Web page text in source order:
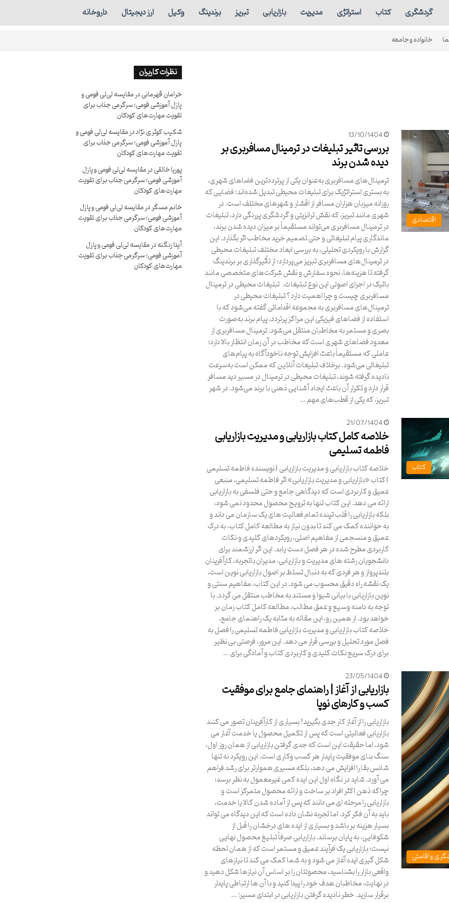
گردشگری کتاب استراتژی مدیریت بازاریابی تبریز برندینگ وکیل ارز دیجیتال داروخانه
خانواده و جامعه
اقتصادی
13/10/1404
بررسی تاثیر تبلیغات در ترمینال مسافربری بر
دیده شدن برند
ترمینال‌های مسافربری به‌عنوان یکی از پرترددترین فضاهای شهری،
به بستری استراتژیک برای تبلیغات محیطی تبدیل شده‌اند؛ فضایی که
روزانه میزبان هزاران مسافر از اقشار و شهرهای مختلف است. در
شهری مانند تبریز، که نقش ترانزیتی و گردشگری پررنگی دارد، تبلیغات
در ترمینال مسافربری می‌تواند مستقیماً بر میزان دیده شدن برند،
ماندگاری پیام تبلیغاتی و حتی تصمیم خرید مخاطب اثر بگذارد. این
گزارش با رویکردی تحلیلی، به بررسی ابعاد مختلف تبلیغات محیطی
در ترمینال‌های مسافربری تبریز می‌پردازد؛ از تأثیرگذاری بر برندینگ
گرفته تا هزینه‌ها، نحوه سفارش و نقش شرکت‌های متخصصی مانند
باتیک در اجرای اصولی این نوع تبلیغات. تبلیغات محیطی در ترمینال
مسافربری چیست و چرا اهمیت دارد؟ تبلیغات محیطی در
ترمینال‌های مسافربری به مجموعه اقداماتی گفته می‌شود که با
استفاده از فضاهای فیزیکی این مراکز پرتردد، پیام برند به‌صورت
بصری و مستمر به مخاطبان منتقل می‌شود. ترمینال مسافربری از
معدود فضاهای شهری است که مخاطب در آن زمان انتظار بالا دارد؛
عاملی که مستقیماً باعث افزایش توجه ناخودآگاه به پیام‌های
تبلیغاتی می‌شود. برخلاف تبلیغات آنلاین که ممکن است به‌سرعت
نادیده گرفته شوند، تبلیغات محیطی در ترمینال در مسیر دید مسافر
قرار دارد و تکرار آن باعث ایجاد آشنایی ذهنی با برند می‌شود. در شهر
تبریز، که یکی از قطب‌های مهم …
کتاب
21/07/1404
خلاصه کامل کتاب بازاریابی و مدیریت بازاریابی
فاطمه تسلیمی
خلاصه کتاب بازاریابی و مدیریت بازاریابی ( نویسنده فاطمه تسلیمی
) کتاب «بازاریابی و مدیریت بازاریابی» اثر فاطمه تسلیمی، منبعی
عمیق و کاربردی است که دیدگاهی جامع و حتی فلسفی به بازاریابی
ارائه می دهد. این کتاب تنها به ترویج محصول محدود نمی شود،
بلکه بازاریابی را قلب تپنده تمام فعالیت های یک سازمان می داند و
به خواننده کمک می کند تا بدون نیاز به مطالعه کامل کتاب، به درک
عمیق و منسجمی از مفاهیم اصلی، رویکردهای کلیدی و نکات
کاربردی مطرح شده در هر فصل دست یابد. این اثر ارزشمند برای
دانشجویان رشته های مدیریت و بازاریابی، مدیران باتجربه، کارآفرینان
بلندپرواز و هر فردی که به دنبال تسلط بر اصول بازاریابی نوین است،
یک نقشه راه دقیق محسوب می شود. در این کتاب، مفاهیم سنتی و
نوین بازاریابی با بیانی شیوا و مستند به مخاطب منتقل می گردد. با
توجه به دامنه وسیع و عمق مطالب، مطالعه کامل کتاب زمان بر
خواهد بود. از همین رو، این مقاله به مثابه یک راهنمای جامع،
خلاصه کتاب بازاریابی و مدیریت بازاریابی فاطمه تسلیمی را فصل به
فصل مورد تحلیل و بررسی قرار می دهد. این مرور، فرصتی بی نظیر
برای درک سریع نکات کلیدی و کاربردی کتاب و آمادگی برای …
و اقامتی
23/05/1404
بازاریابی از آغاز | راهنمای جامع برای موفقیت
کسب و کارهای نوپا
بازاریابی را از آغاز کار جدی بگیرید! بسیاری از کارآفرینان تصور می کنند
بازاریابی فعالیتی است که پس از تکمیل محصول یا خدمت آغاز می
شود، اما حقیقت این است که جدی گرفتن بازاریابی از همان روز اول،
سنگ بنای موفقیت پایدار هر کسب وکاری است. این رویکرد نه تنها
شانس بقا را افزایش می دهد، بلکه مسیری هموارتر برای رشد فراهم
می آورد. شاید در نگاه اول این ایده کمی غیرمعمول به نظر برسد؛
چراکه ذهن اکثر افراد بر ساخت و ارائه محصول متمرکز است و
بازاریابی را مرحله ای می دانند که پس از آماده شدن کالا یا خدمت،
باید به آن فکر کرد. اما تجربه نشان داده است که این دیدگاه می تواند
بسیار هزینه بر باشد و بسیاری از ایده های درخشان را قبل از
شکوفایی، به پایان برساند. بازاریابی صرفاً تبلیغ محصول نهایی
نیست؛ بازاریابی یک فرآیند عمیق و مستمر است که از همان لحظه
شکل گیری ایده آغاز می شود و به شما کمک می کند تا نیازهای
واقعی بازار را بشناسید، محصولتان را بر اساس آن نیازها شکل دهید و
در نهایت، مخاطبان هدف خود را پیدا کنید و با آن ها ارتباطی پایدار
برقرار سازید. خطر نادیده گرفتن بازاریابی در ابتدای مسیر: …
نظرات کاربران
خرامان قهرمانیدرمقایسه لی‌لی فومی و
پازل آموزشی فومی؛ سرگرمی جذاب برای
تقویت مهارت‌های کودکان
شکیب کوثری نژاددرمقایسه لی‌لی فومی و
پازل آموزشی فومی؛ سرگرمی جذاب برای
تقویت مهارت‌های کودکان
پوریا خالقیدرمقایسه لی‌لی فومی و پازل
آموزشی فومی؛ سرگرمی جذاب برای تقویت
مهارت‌های کودکان
خانم مسگردرمقایسه لی‌لی فومی و پازل
آموزشی فومی؛ سرگرمی جذاب برای تقویت
مهارت‌های کودکان
آیدا زنگنهدرمقایسه لی‌لی فومی و پازل
آموزشی فومی؛ سرگرمی جذاب برای تقویت
مهارت‌های کودکان